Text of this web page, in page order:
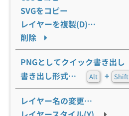
SVGをコピー
レイヤーを複製(D)…
削除
PNGとしてクイック書き出し
書き出し形式… Alt + Shift
レイヤー名の変更…